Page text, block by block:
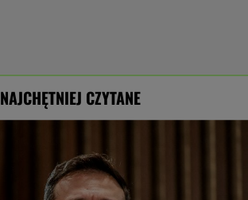
NAJCHĘTNIEJ CZYTANE